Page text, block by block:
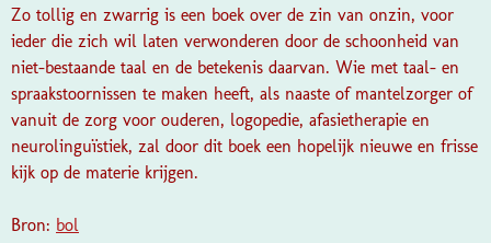
Zo tollig en zwarrig is een boek over de zin van onzin, voor
ieder die zich wil laten verwonderen door de schoonheid van
niet-bestaande taal en de betekenis daarvan. Wie met taal- en
spraakstoornissen te maken heeft, als naaste of mantelzorger of
vanuit de zorg voor ouderen, logopedie, afasietherapie en
neurolinguïstiek, zal door dit boek een hopelijk nieuwe en frisse
kijk op de materie krijgen.
Bron: bol